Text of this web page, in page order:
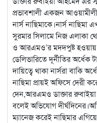
প্রভাবশালী একজন
নার্স নাছিমাকে।নার্স নাছিমা
সুরমার সিলামে নিজ এলাকা
ও আরএমও’র মদদপুষ্ট
ডেলিভারিতে দূর্নীতির
দায়িত্বে থাকা নার্সরা বাকি
নাছিমা প্রায়ই অফিসে দেরী
দেন,আরএমও ডাক্তার
বলেই অভিযোগ
ম্যানেজ করেই নাছিমার